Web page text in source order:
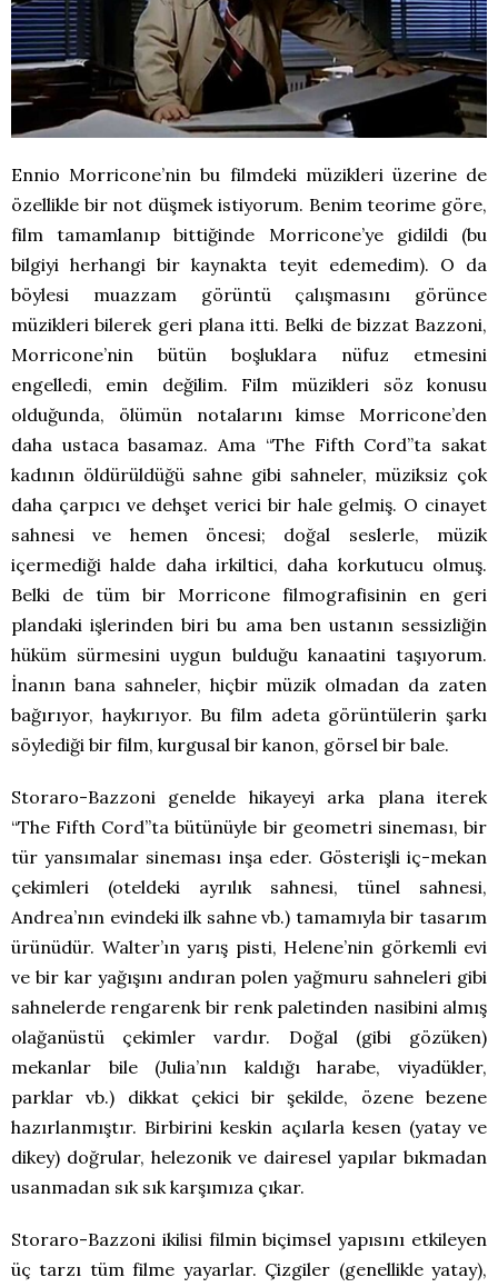
Ennio Morricone’nin bu filmdeki müzikleri üzerine de
özellikle bir not düşmek istiyorum. Benim teorime göre,
film tamamlanıp bittiğinde Morricone’ye gidildi (bu
bilgiyi herhangi bir kaynakta teyit edemedim). O da
böylesi muazzam görüntü çalışmasını görünce
müzikleri bilerek geri plana itti. Belki de bizzat Bazzoni,
Morricone’nin bütün boşluklara nüfuz etmesini
engelledi, emin değilim. Film müzikleri söz konusu
olduğunda, ölümün notalarını kimse Morricone’den
daha ustaca basamaz. Ama “The Fifth Cord”ta sakat
kadının öldürüldüğü sahne gibi sahneler, müziksiz çok
daha çarpıcı ve dehşet verici bir hale gelmiş. O cinayet
sahnesi ve hemen öncesi; doğal seslerle, müzik
içermediği halde daha irkiltici, daha korkutucu olmuş.
Belki de tüm bir Morricone filmografisinin en geri
plandaki işlerinden biri bu ama ben ustanın sessizliğin
hüküm sürmesini uygun bulduğu kanaatini taşıyorum.
İnanın bana sahneler, hiçbir müzik olmadan da zaten
bağırıyor, haykırıyor. Bu film adeta görüntülerin şarkı
söylediği bir film, kurgusal bir kanon, görsel bir bale.
Storaro-Bazzoni genelde hikayeyi arka plana iterek
“The Fifth Cord”ta bütünüyle bir geometri sineması, bir
tür yansımalar sineması inşa eder. Gösterişli iç-mekan
çekimleri (oteldeki ayrılık sahnesi, tünel sahnesi,
Andrea’nın evindeki ilk sahne vb.) tamamıyla bir tasarım
ürünüdür. Walter’ın yarış pisti, Helene’nin görkemli evi
ve bir kar yağışını andıran polen yağmuru sahneleri gibi
sahnelerde rengarenk bir renk paletinden nasibini almış
olağanüstü çekimler vardır. Doğal (gibi gözüken)
mekanlar bile (Julia’nın kaldığı harabe, viyadükler,
parklar vb.) dikkat çekici bir şekilde, özene bezene
hazırlanmıştır. Birbirini keskin açılarla kesen (yatay ve
dikey) doğrular, helezonik ve dairesel yapılar bıkmadan
usanmadan sık sık karşımıza çıkar.
Storaro-Bazzoni ikilisi filmin biçimsel yapısını etkileyen
üç tarzı tüm filme yayarlar. Çizgiler (genellikle yatay),